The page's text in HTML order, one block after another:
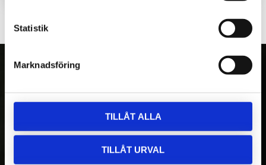
Statistik
Marknadsföring
TILLÅT ALLA
TILLÅT URVAL
OM OSS
Kranman AB tillverkar och säljer vagnar,
maskiner och tillbehör för fyrhjulingar,
skogs- och entreprenadmaskiner. Med över